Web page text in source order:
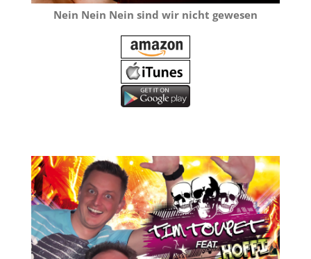
Nein Nein Nein sind wir nicht gewesen